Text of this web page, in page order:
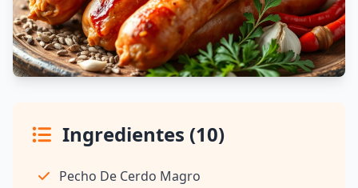
Ingredientes (10)
Pecho De Cerdo Magro